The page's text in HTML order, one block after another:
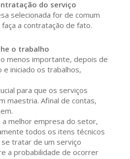
do serviço
selecionada for de comum
a contratação de fato.
o trabalho
menos importante, depois de
iniciado os trabalhos,
para que os serviços
maestria. Afinal de contas,
melhor empresa do setor,
todos os itens técnicos
tratar de um serviço
a probabilidade de ocorrer